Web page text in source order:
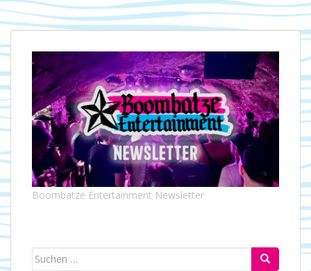
Boombatze Entertainment Newsletter
Suchen